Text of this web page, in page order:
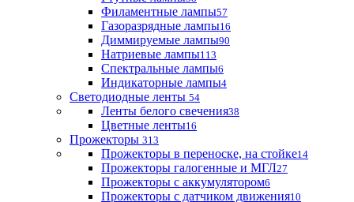
Филаментные лампы57
Газоразрядные лампы16
Диммируемые лампы90
Натриевые лампы113
Спектральные лампы6
Индикаторные лампы4
Светодиодные ленты 54
Ленты белого свечения38
Цветные ленты16
Прожекторы 313
Прожекторы в переноске, на стойке14
Прожекторы галогенные и МГЛ27
Прожекторы с аккумулятором6
Прожекторы с датчиком движения10